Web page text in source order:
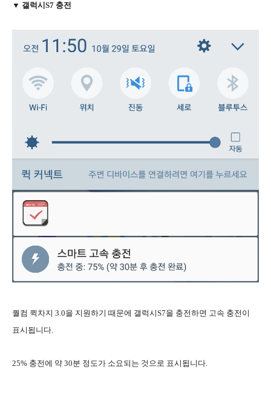
▼ 갤럭시S7 충전
퀄컴 퀵차지 3.0을 지원하기 때문에 갤럭시S7을 충전하면 고속 충전이
표시됩니다.
25% 충전에 약 30분 정도가 소요되는 것으로 표시됩니다.